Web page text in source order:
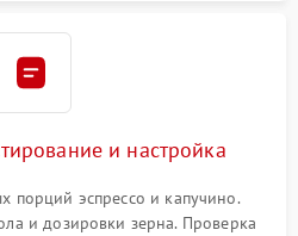
и настройка
порций эспрессо и капучино.
и дозировки зерна. Проверка